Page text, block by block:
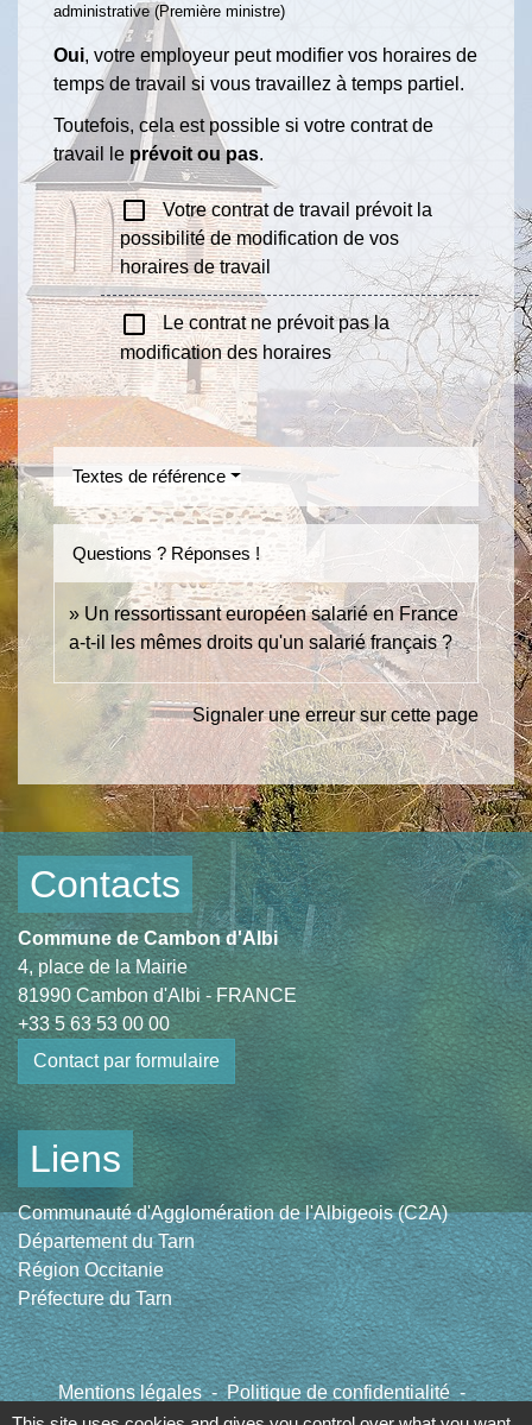
administrative (Première ministre)
Oui, votre employeur peut modifier vos horaires de
temps de travail si vous travaillez à temps partiel.
Toutefois, cela est possible si votre contrat de
travail le prévoit ou pas.
check_box_outline_blank Votre contrat de travail prévoit la
possibilité de modification de vos
horaires de travail
check_box_outline_blank Le contrat ne prévoit pas la
modification des horaires
Textes de référence
Questions ? Réponses !
Un ressortissant européen salarié en France
a-t-il les mêmes droits qu'un salarié français ?
Signaler une erreur sur cette page
Contacts
Commune de Cambon d'Albi
4, place de la Mairie
81990 Cambon d'Albi - FRANCE
+33 5 63 53 00 00
Contact par formulaire
Liens
Communauté d'Agglomération de l'Albigeois (C2A)
Département du Tarn
Région Occitanie
Préfecture du Tarn
Mentions légales - Politique de confidentialité -